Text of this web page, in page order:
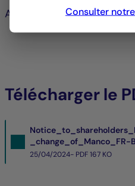
Au nom du Conseil
Télécharger le
_change_of_Manco_FR-
25/04/2024- PDF167 KO
Consulter